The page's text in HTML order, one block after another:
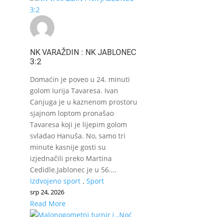
NK VARAŽDIN : NK JABLONEC
3:2
Domaćin je poveo u 24. minuti
golom Iurija Tavaresa. Ivan
Canjuga je u kaznenom prostoru
sjajnom loptom pronašao
Tavaresa koji je lijepim golom
svladao Hanuša. No, samo tri
minute kasnije gosti su
izjednačili preko Martina
Cedidle.Jablonec je u 56....
Izdvojeno sport , Sport
srp 24, 2026
Read More